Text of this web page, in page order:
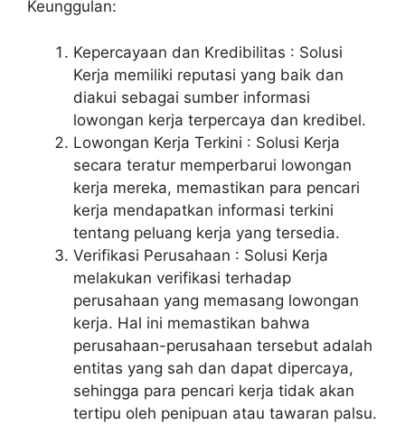
Keunggulan:
Kepercayaan dan Kredibilitas : Solusi
Kerja memiliki reputasi yang baik dan
diakui sebagai sumber informasi
lowongan kerja terpercaya dan kredibel.
Lowongan Kerja Terkini : Solusi Kerja
secara teratur memperbarui lowongan
kerja mereka, memastikan para pencari
kerja mendapatkan informasi terkini
tentang peluang kerja yang tersedia.
Verifikasi Perusahaan : Solusi Kerja
melakukan verifikasi terhadap
perusahaan yang memasang lowongan
kerja. Hal ini memastikan bahwa
perusahaan-perusahaan tersebut adalah
entitas yang sah dan dapat dipercaya,
sehingga para pencari kerja tidak akan
tertipu oleh penipuan atau tawaran palsu.